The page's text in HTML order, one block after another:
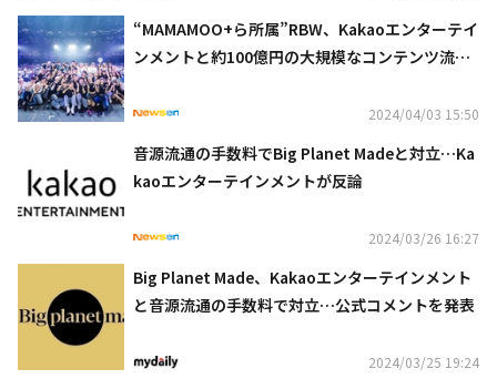
“MAMAMOO+ら所属”RBW、Kakaoエンターテイ
ンメントと約100億円の大規模なコンテンツ流通
2024/04/03 15:50
音源流通の手数料でBig Planet Madeと対立…Ka
kaoエンターテインメントが反論
2024/03/26 16:27
Big Planet Made、Kakaoエンターテインメント
と音源流通の手数料で対立…公式コメントを発表
2024/03/25 19:24